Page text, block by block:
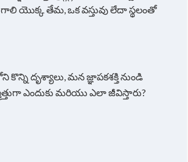
గాలి యొక్క తేమ, ఒక వస్తువు లేదా స్థలంతో
దృశ్యాలు, మన జ్ఞాపకశక్తి నుండి
ఎందుకు మరియు ఎలా జీవిస్తారు?